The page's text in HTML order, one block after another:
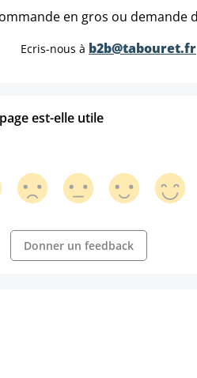
en gros ou demande
Ecris-nous à b2b@tabouret.fr
est-elle utile
Donner un feedback